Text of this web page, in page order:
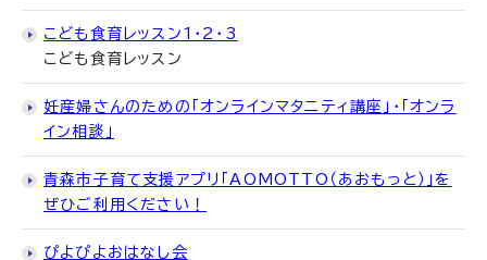
こども食育レッスン1・2・3
こども食育レッスン
妊産婦さんのための「オンラインマタニティ講座」・「オンラ
イン相談」
青森市子育て支援アプリ「AOMOTTO（あおもっと）」を
ぜひご利用ください！
ぴよぴよおはなし会